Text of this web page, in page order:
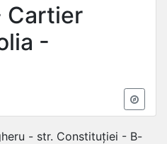
Cartier
-
- str. Constituției - B-